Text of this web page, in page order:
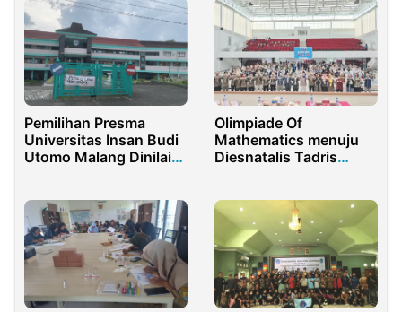
Pemilihan Presma
Universitas Insan Budi
Utomo Malang Dinilai
Olimpiade Of
Mathematics menuju
Diesnatalis Tadris